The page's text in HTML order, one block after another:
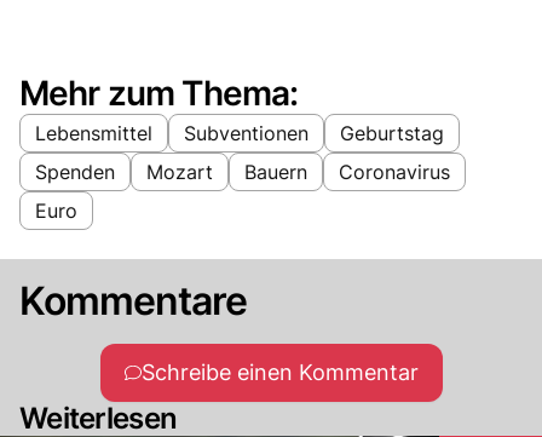
Mehr zum Thema:
Lebensmittel Subventionen
Geburtstag
Spenden
Mozart Bauern
Coronavirus
Euro
Kommentare
Schreibe einen Kommentar
Weiterlesen